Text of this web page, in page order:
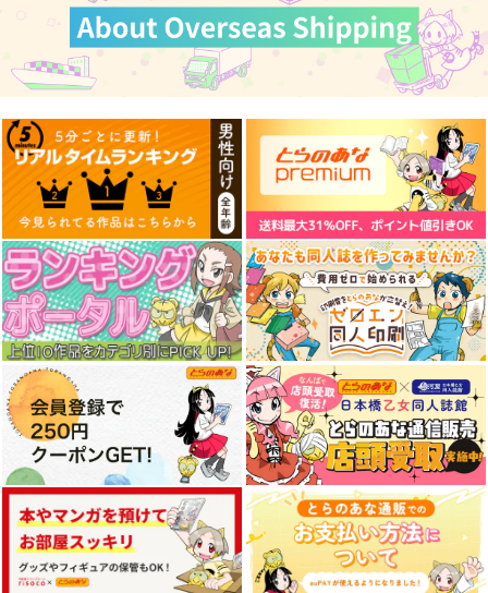
『MiSide：ミサイ
ド』-ミ
タ-160CMX50CM抱き
枕カバー【YC1315】
13,200円 （税込）
その他 ミタ
サンプル
作品詳細
魔法少女ノ魔女裁判-
橘シェリ
ー-160CMX50CM抱き
枕カバー【YC1353】
eb
13,200円 （税込）
その他 橘シェリー
サンプル
作品詳細
ポ●モン -カナリ
ィ-160X50cm抱き枕
カバー【YC1355】
eb
13,200円（税込）
その他 カナリィ
サンプル
作品詳細
Fate/GOMEMO10
ワダメモ
785円（税込）
サンプル
作品詳細
神座七秘聖典
神座万象・第十四機
関
3,144円（税込）
サンプル
作品詳細
割職WARS
あまどや
704円（税込）
オールキャラ
サンプル
作品詳細